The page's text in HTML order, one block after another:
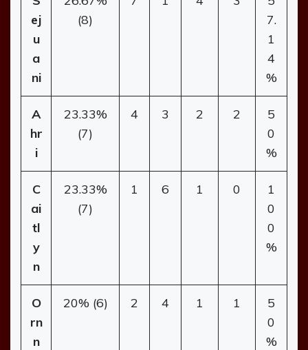
ej
u
a
ni
(8)
7.
1
4
%
A
hr
i
23.33%
(7)
4 3 2 2
5
0
%
C
ai
tl
y
n
23.33%
(7)
1 6 1 0
1
0
0
%
O
rn
n
20% (6) 2 4 1 1
5
0
%